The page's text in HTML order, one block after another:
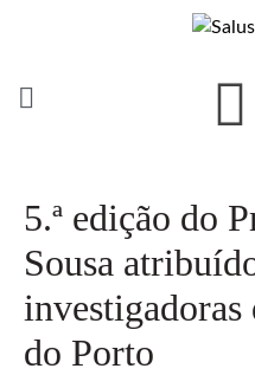
5.ª edição do
Sousa
do Porto